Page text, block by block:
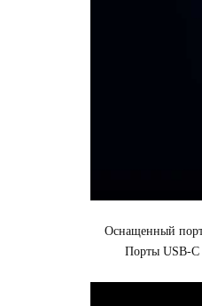
Оснащенный
Порты USB-C